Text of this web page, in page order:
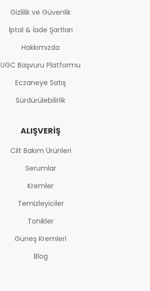
Gizlilik ve Güvenlik
İptal & İade Şartları
Hakkımızda
UGC Başvuru Platformu
Eczaneye Satış
Sürdürülebilirlik
ALIŞVERIŞ
Cilt Bakım Ürünleri
Serumlar
Kremler
Temizleyiciler
Tonikler
Güneş Kremleri
Blog